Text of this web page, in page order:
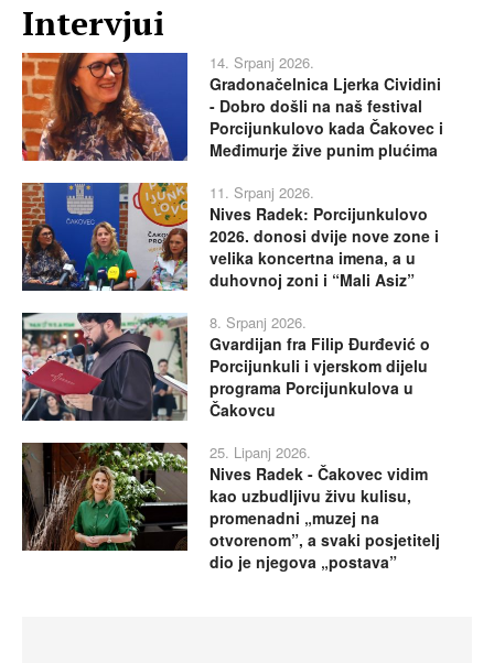
Intervjui
14. Srpanj 2026.
Gradonačelnica Ljerka Cividini
- Dobro došli na naš festival
Porcijunkulovo kada Čakovec i
Međimurje žive punim plućima
11. Srpanj 2026.
Nives Radek: Porcijunkulovo
2026. donosi dvije nove zone i
velika koncertna imena, a u
duhovnoj zoni i “Mali Asiz”
8. Srpanj 2026.
Gvardijan fra Filip Đurđević o
Porcijunkuli i vjerskom dijelu
programa Porcijunkulova u
Čakovcu
25. Lipanj 2026.
Nives Radek - Čakovec vidim
kao uzbudljivu živu kulisu,
promenadni „muzej na
otvorenom”, a svaki posjetitelj
dio je njegova „postava”